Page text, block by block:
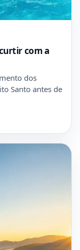
com a
dos
Santo antes de